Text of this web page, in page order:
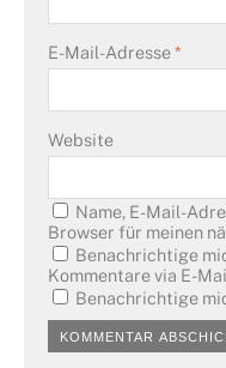
E-Mail-Adresse*
Website
Name, E-Mail-
Browser für meinen
Benachrichtige
Kommentare via E-
Benachrichtige